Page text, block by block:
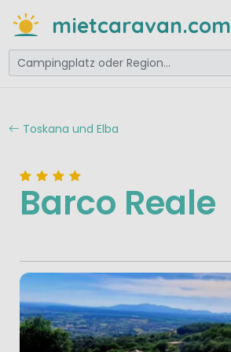
mietcaravan.com
Toskana und Elba
Barco Reale